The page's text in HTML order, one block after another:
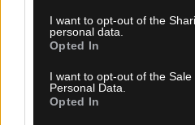
not limited to your visit or usage
grant or deny consent to
use your data for below
consent section.
I want to opt-out of the
personal data.
Opted In
I want to opt-out of the Sale
Personal Data.
Opted In
Πάρος: Στο μικροσκόπιο
4χρονου στην πισίνα beach